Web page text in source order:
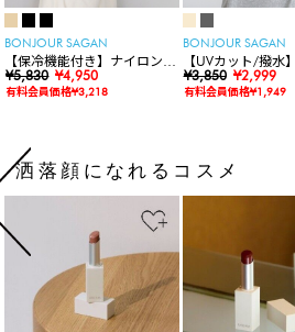
BONJOUR SAGAN
【保冷機能付き】ナイロンシ
ョルダーバッグ
¥5,830 ¥4,950
有料会員価格¥3,218
BONJOUR SAGAN
【UVカット/撥水
バー付きワイドリ
¥3,850 ¥2,999
有料会員価格¥1,949
洒落顔になれるコスメ